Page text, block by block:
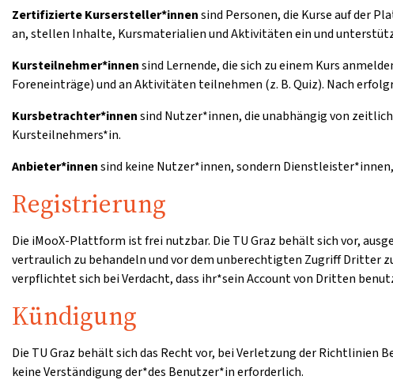
Zertifizierte Kursersteller*innensind Personen, die Kurse auf der
an, stellen Inhalte, Kursmaterialien und Aktivitäten ein und
Kursteilnehmer*innensind Lernende, die sich zu einem Kurs
Foreneinträge) und an Aktivitäten teilnehmen (z. B. Quiz). Nach
Kursbetrachter*innensind Nutzer*innen, die unabhängig von
Kursteilnehmers*in.
Anbieter*innensind keine Nutzer*innen, sondern
Registrierung
Die iMooX-Plattform ist frei nutzbar. Die TU Graz behält sich vor,
vertraulich zu behandeln und vor dem unberechtigten Zugriff Dritter
verpflichtet sich bei Verdacht, dass ihr*sein Account von Dritten
Kündigung
Die TU Graz behält sich das Recht vor, bei Verletzung der Richtlinien
keine Verständigung der*des Benutzer*in erforderlich.